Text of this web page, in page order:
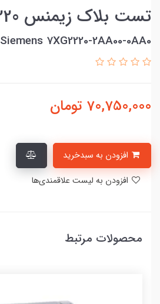
تست بلاک زیمنس 7XG2220
Siemens 7XG2220-2AA00-0AA0
70,750,000 تومان
محصولات مرتبط